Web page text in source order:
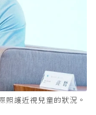
照護近視兒童的狀況。